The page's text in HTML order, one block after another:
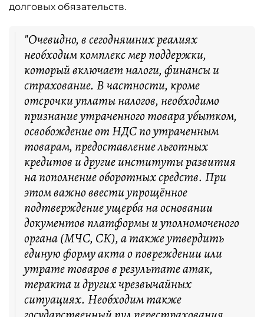
долговых обязательств.
"Очевидно, в сегодняшних реалиях
необходим комплекс мер поддержки,
который включает налоги, финансы и
страхование. В частности, кроме
отсрочки уплаты налогов, необходимо
признание утраченного товара убытком,
освобождение от НДС по утраченным
товарам, предоставление льготных
кредитов и другие институты развития
на пополнение оборотных средств. При
этом важно ввести упрощённое
подтверждение ущерба на основании
документов платформы и уполномоченого
органа (МЧС, СК), а также утвердить
единую форму акта о повреждении или
утрате товаров в результате атак,
теракта и других чрезвычайных
ситуациях. Необходим также